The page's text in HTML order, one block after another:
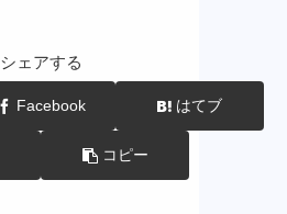
シェアする
Facebook はてブ
コピー